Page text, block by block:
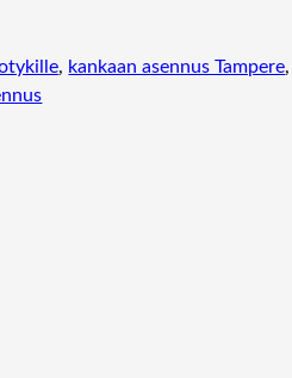
, kankaan asennus Tampere,